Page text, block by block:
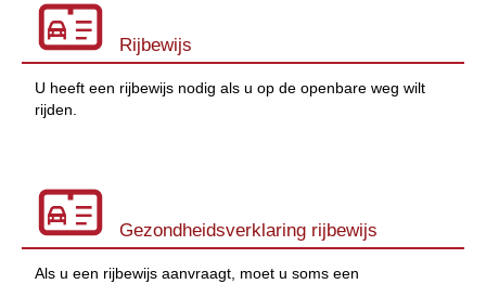
Rijbewijs
U heeft een rijbewijs nodig als u op de openbare weg wilt
rijden.
Gezondheidsverklaring rijbewijs
Als u een rijbewijs aanvraagt, moet u soms een